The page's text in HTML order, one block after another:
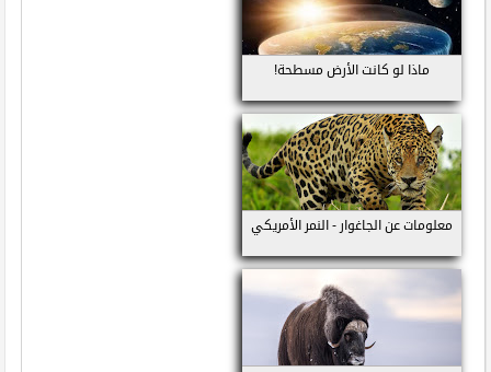
ماذا لو كانت الأرض مسطحة!
معلومات عن الجاغوار - النمر الأمريكي